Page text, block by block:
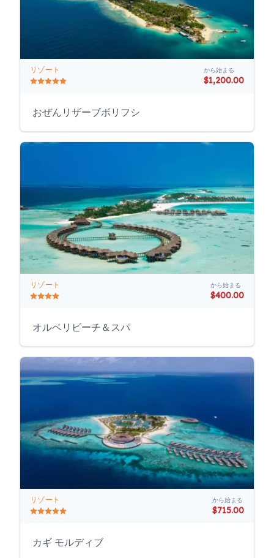
リゾート から始まる
$1,200.00
おぜんリザーブボリフシ
リゾート から始まる
$400.00
オルベリビーチ＆スパ
リゾート から始まる
$715.00
カギ モルディブ